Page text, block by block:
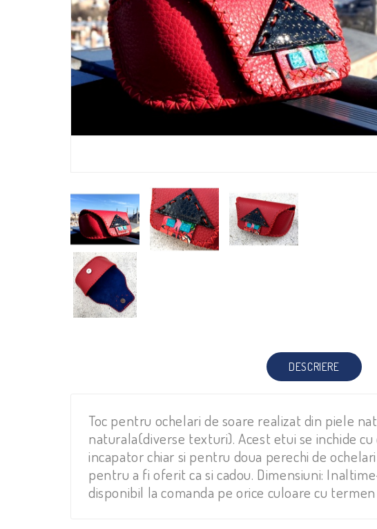
DESCRIERE
Toc pentru ochelari de soare realizat din piele
naturala(diverse texturi). Acest etui se inchide
incapator chiar si pentru doua perechi de
pentru a fi oferit ca si cadou. Dimensiuni:
disponibil la comanda pe orice culoare cu